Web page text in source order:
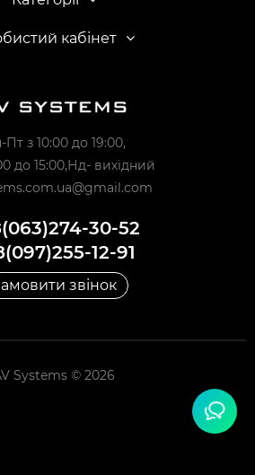
кабінет
Пт з 10:00 до 19:00,
до 15:00,Нд- вихідний
30-52
12-91
звінок
Systems © 2026